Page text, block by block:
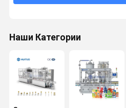
Дом Продукты
Наши Категории